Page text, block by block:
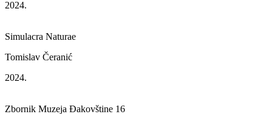
2024.
Simulacra Naturae
Tomislav Čeranić
2024.
Zbornik Muzeja Đakovštine 16